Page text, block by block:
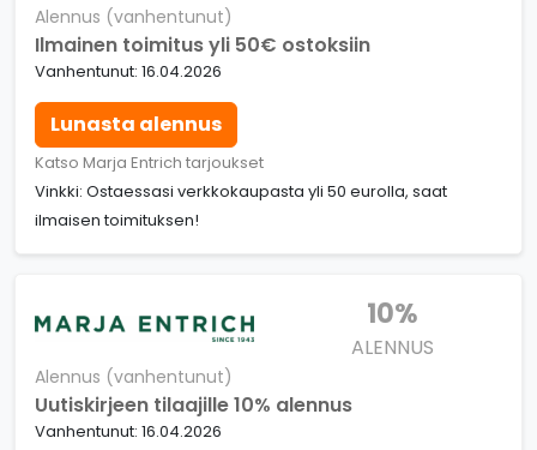
Alennus (vanhentunut)
Ilmainen toimitus yli 50€ ostoksiin
Vanhentunut: 16.04.2026
Lunasta alennus
Katso Marja Entrich tarjoukset
Vinkki: Ostaessasi verkkokaupasta yli 50 eurolla, saat
ilmaisen toimituksen!
10%
ALENNUS
Alennus (vanhentunut)
Uutiskirjeen tilaajille 10% alennus
Vanhentunut: 16.04.2026